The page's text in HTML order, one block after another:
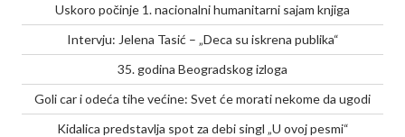
Uskoro počinje 1. nacionalni humanitarni sajam knjiga
Intervju: Jelena Tasić – „Deca su iskrena publika“
35. godina Beogradskog izloga
Goli car i odeća tihe većine: Svet će morati nekome da ugodi
Kidalica predstavlja spot za debi singl „U ovoj pesmi“